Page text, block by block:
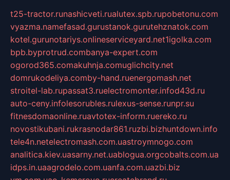
t25-tractor.runashicveti.rualutex.spb.rupobetonu.com
vyazma.namefasad.gurustanok.gurutehznatok.com
kotel.gurunotariys.onlineserviceyard.net1igolka.com
bpb.byprotrud.combanya-expert.com
ogorod365.comakuhnja.comuglichcity.net
domrukodeliya.comby-hand.ruenergomash.net
stroitel-lab.rupassat3.ruelectromonter.infod43d.ru
auto-ceny.infolesorubles.rulexus-sense.runpr.su
fitnesdomaonline.ruavtotex-inform.ruereko.ru
novostikubani.rukrasnodar861.ruzbi.bizhuntdown.info
tele4n.netelectromash.com.uastroymnogo.com
analitica.kiev.uasarny.net.uablogua.orgcobalts.com.ua
idps.in.uaagrodelo.com.uanfa.com.uazbi.biz